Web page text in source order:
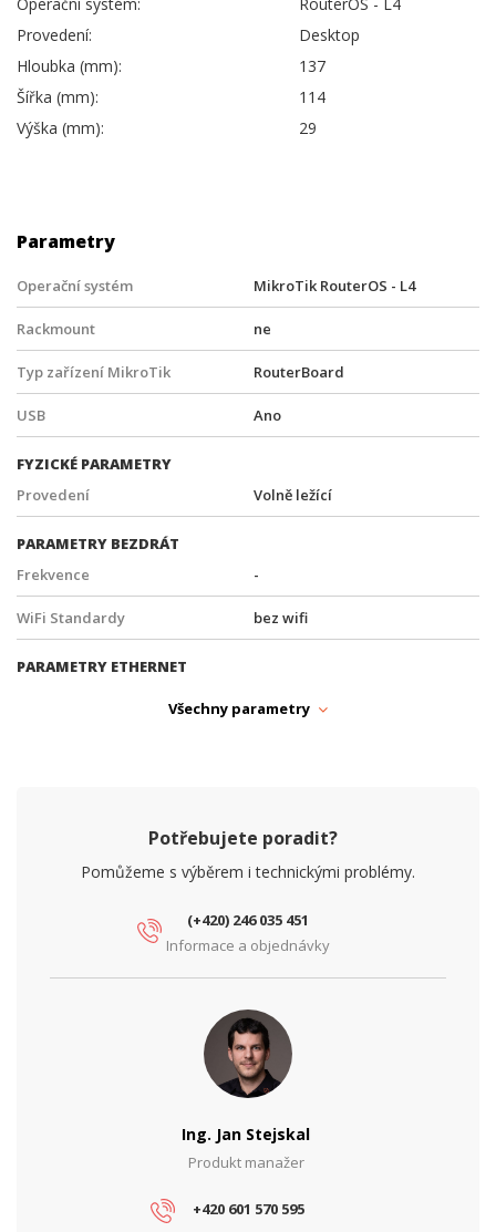
Provedení:
Desktop
Hloubka (mm):
137
Šířka (mm):
114
Výška (mm):
29
Parametry
Operační systém MikroTik RouterOS - L4
Rackmount ne
Typ zařízení MikroTik RouterBoard
USB Ano
FYZICKÉ PARAMETRY
Provedení
Volně ležící
PARAMETRY BEZDRÁT
Frekvence
-
WiFi Standardy bez wifi
PARAMETRY ETHERNET
Síťové rozhraní (Mbps) 10/100/1000
PARAMETRY NAPÁJENÍ
DC
4
Všechny parametry
Potřebujete poradit?
Pomůžeme s výběrem i technickými problémy.
(+420) 246 035 451
Informace a objednávky
Ing. Jan Stejskal
Produkt manažer
+420 601 570 595